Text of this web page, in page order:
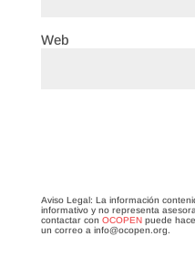
Web
Aviso Legal: La información
informativo y no representa
contactar con OCOPEN puede
un correo a info@ocopen.org.